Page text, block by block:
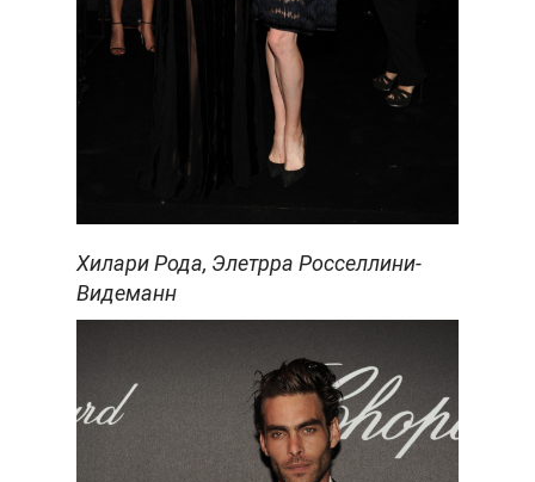
Хилари Рода, Элетрра Росселлини-
Видеманн